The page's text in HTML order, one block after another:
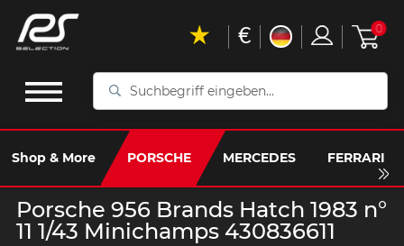
Suchbegriff
Shop & More PORSCHE MERCEDES FERRARI
€ 0
Porsche 956 Brands Hatch 1983 n°
11 1/43 Minichamps 430836611